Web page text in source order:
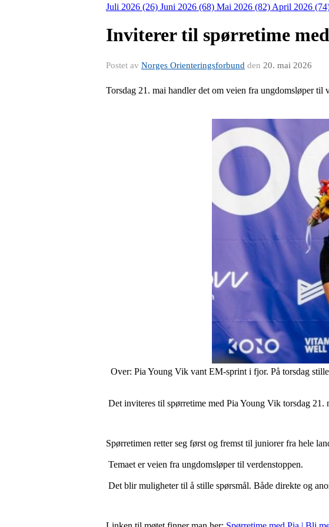
Juli 2026 (26) Juni 2026 (68) Mai 2026 (82) April 2026
Inviterer til spørretime
Postet av Norges Orienteringsforbund den 20. mai 2026
Torsdag 21. mai handler det om veien fra ungdomsløper til
Over: Pia Young Vik vant EM-sprint i fjor. På torsdag
Det inviteres til spørretime med Pia Young Vik torsdag 21.
Spørretimen retter seg først og fremst til juniorer fra hele
Temaet er veien fra ungdomsløper til verdenstoppen.
Det blir muligheter til å stille spørsmål. Både direkte og